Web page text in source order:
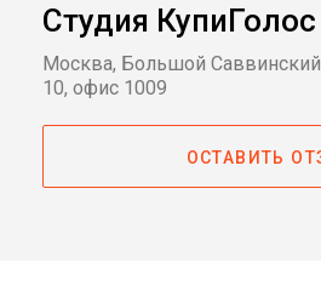
Студия КупиГолос
Москва, Большой Саввинский
10, офис 1009
ОСТАВИТЬ